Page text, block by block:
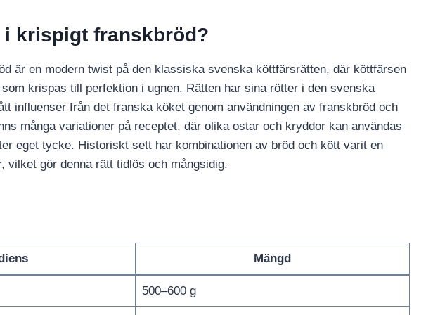
i krispigt franskbröd?
är en modern twist på den klassiska svenska köttfärsrätten, där köttfärsen
krispas till perfektion i ugnen. Rätten har sina rötter i den svenska
influenser från det franska köket genom användningen av franskbröd och
många variationer på receptet, där olika ostar och kryddor kan användas
eget tycke. Historiskt sett har kombinationen av bröd och kött varit en
vilket gör denna rätt tidlös och mångsidig.
Mängd
500–600 g